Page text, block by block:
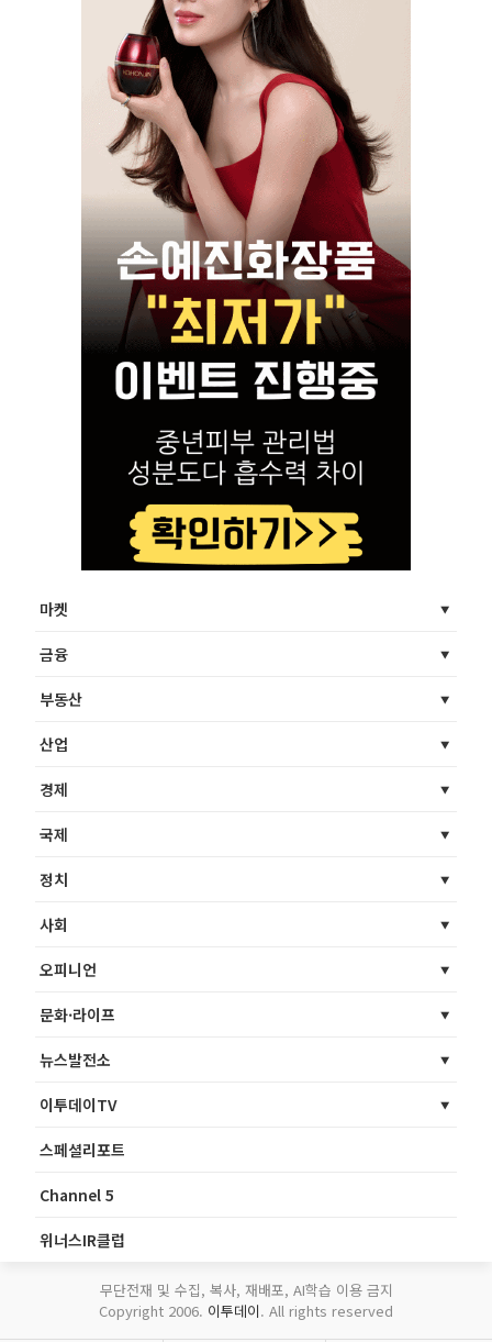
마켓
금융
부동산
산업
경제
국제
정치
사회
오피니언
문화·라이프
뉴스발전소
이투데이TV
스페셜리포트
Channel 5
위너스IR클럽
무단전재 및 수집, 복사, 재배포, AI학습 이용 금지
Copyright 2006. 이투데이. All rights reserved